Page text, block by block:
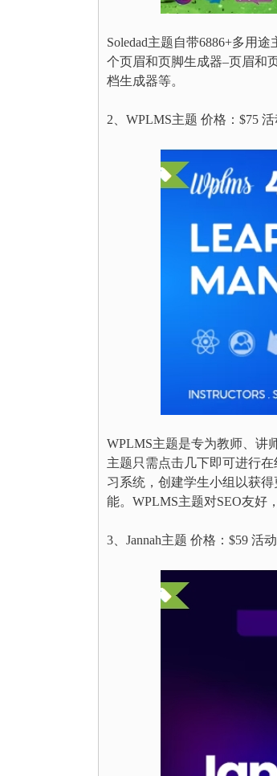
Soledad主题自带6886+多用
个页眉和页脚生成器–页眉和
档生成器等。
2、WPLMS主题 价格：$75 活
WPLMS主题是专为教师、讲
主题只需点击几下即可进行
习系统，创建学生小组以获
能。WPLMS主题对SEO友好
3、Jannah主题 价格：$59 活